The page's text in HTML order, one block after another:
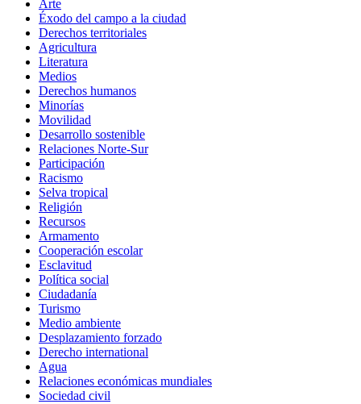
Arte
Éxodo del campo a la ciudad
Derechos territoriales
Agricultura
Literatura
Medios
Derechos humanos
Minorías
Movilidad
Desarrollo sostenible
Relaciones Norte-Sur
Participación
Racismo
Selva tropical
Religión
Recursos
Armamento
Cooperación escolar
Esclavitud
Política social
Ciudadanía
Turismo
Medio ambiente
Desplazamiento forzado
Derecho international
Agua
Relaciones económicas mundiales
Sociedad civil